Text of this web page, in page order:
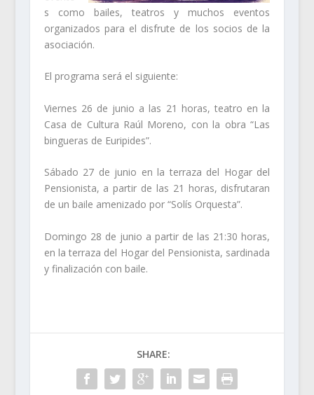
s como bailes, teatros y muchos eventos
organizados para el disfrute de los socios de la
asociación.
El programa será el siguiente:
Viernes 26 de junio a las 21 horas, teatro en la
Casa de Cultura Raúl Moreno, con la obra “Las
bingueras de Euripides”.
Sábado 27 de junio en la terraza del Hogar del
Pensionista, a partir de las 21 horas, disfrutaran
de un baile amenizado por “Solís Orquesta”.
Domingo 28 de junio a partir de las 21:30 horas,
en la terraza del Hogar del Pensionista, sardinada
y finalización con baile.
SHARE: